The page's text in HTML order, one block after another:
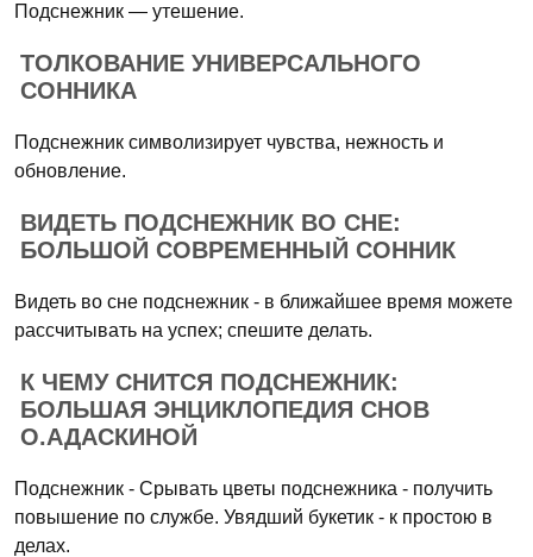
Подснежник — утешение.
ТОЛКОВАНИЕ УНИВЕРСАЛЬНОГО
СОННИКА
Подснежник символизирует чувства, нежность и
обновление.
ВИДЕТЬ ПОДСНЕЖНИК ВО СНЕ:
БОЛЬШОЙ СОВРЕМЕННЫЙ СОННИК
Видеть во сне подснежник - в ближайшее время можете
рассчитывать на успех; спешите делать.
К ЧЕМУ СНИТСЯ ПОДСНЕЖНИК:
БОЛЬШАЯ ЭНЦИКЛОПЕДИЯ СНОВ
О.АДАСКИНОЙ
Подснежник - Срывать цветы подснежника - получить
повышение по службе. Увядший букетик - к простою в
делах.